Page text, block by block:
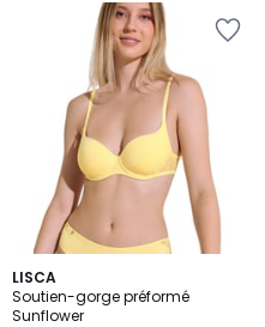
LISCA
Soutien-gorge préformé
Sunflower